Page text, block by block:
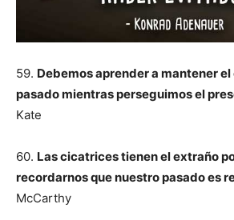
59. Debemos aprender a mantener
pasado mientras perseguimos el
Kate
60. Las cicatrices tienen el extraño
recordarnos que nuestro pasado es
McCarthy